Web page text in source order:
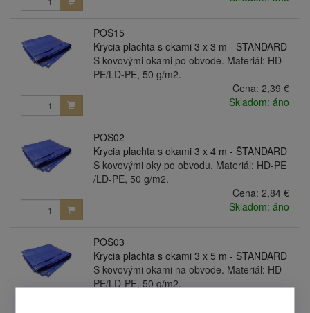
POS15
Krycia plachta s okami 3 x 3 m - ŠTANDARD
S kovovými okami po obvode. Materiál: HD-
PE/LD-PE, 50 g/m2.
Cena: 2,39 €
Skladom: áno
POS02
Krycia plachta s okami 3 x 4 m - ŠTANDARD
S kovovými oky po obvodu. Materiál: HD-PE
/LD-PE, 50 g/m2.
Cena: 2,84 €
Skladom: áno
POS03
Krycia plachta s okami 3 x 5 m - ŠTANDARD
S kovovými okami na obvode. Materiál: HD-
PE/LD-PE, 50 g/m2.